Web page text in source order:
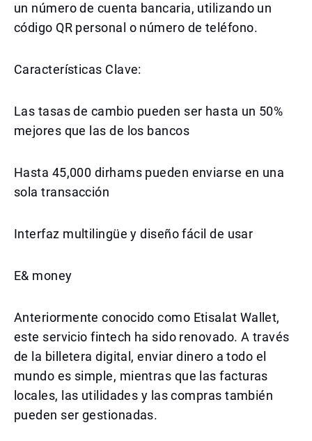
un número de cuenta bancaria, utilizando un
código QR personal o número de teléfono.
Características Clave:
Las tasas de cambio pueden ser hasta un 50%
mejores que las de los bancos
Hasta 45,000 dirhams pueden enviarse en una
sola transacción
Interfaz multilingüe y diseño fácil de usar
E& money
Anteriormente conocido como Etisalat Wallet,
este servicio fintech ha sido renovado. A través
de la billetera digital, enviar dinero a todo el
mundo es simple, mientras que las facturas
locales, las utilidades y las compras también
pueden ser gestionadas.